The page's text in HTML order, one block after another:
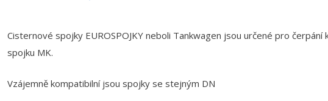
Cisternové spojky EUROSPOJKY neboli Tankwagen jsou určené pro čerpání
spojku MK.
Vzájemně kompatibilní jsou spojky se stejným DN